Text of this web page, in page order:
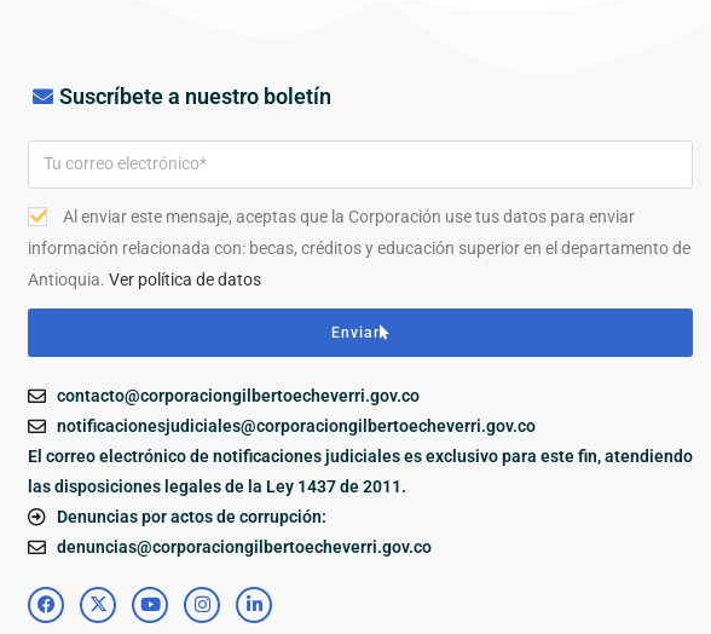
Suscríbete a nuestro boletín
Al enviar este mensaje, aceptas que la Corporación use tus datos para enviar
información relacionada con: becas, créditos y educación superior en el departamento de
Antioquia.Ver política de datos
Enviar
contacto@corporaciongilbertoecheverri.gov.co
notificacionesjudiciales@corporaciongilbertoecheverri.gov.co
El correo electrónico de notificaciones judiciales es exclusivo para este fin, atendiendo
las disposiciones legales de la Ley 1437 de 2011.
Denuncias por actos de corrupción:
denuncias@corporaciongilbertoecheverri.gov.co